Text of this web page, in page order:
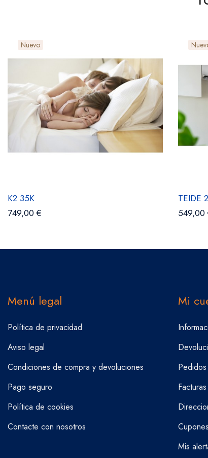
Nuevo
K2 35K
749,00 €
TEIDE
549,00
Menú legal
Política de privacidad
Aviso legal
Condiciones de compra y devoluciones
Pago seguro
Política de cookies
Contacte con nosotros
Mi
Pedidos
Mis